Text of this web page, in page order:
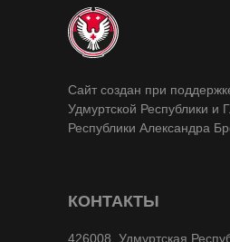
Сайт создан при
Удмуртской Республики и
Республики Александра
426008, Удмуртская
КОНТАКТЫ